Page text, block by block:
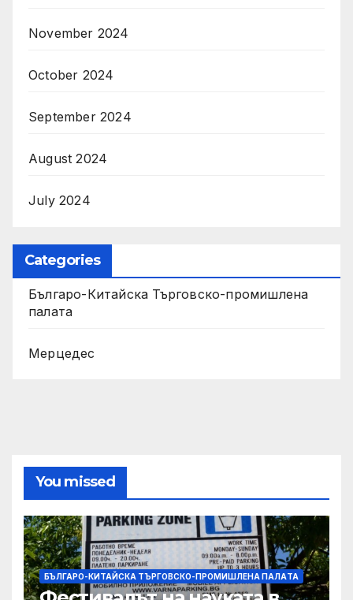
November 2024
October 2024
September 2024
August 2024
July 2024
Categories
Българо-Китайска Търговско-промишлена
палaта
Мерцедес
You missed
БЪЛГАРО-КИТАЙСКА ТЪРГОВСКО-ПРОМИШЛЕНА ПАЛAТА